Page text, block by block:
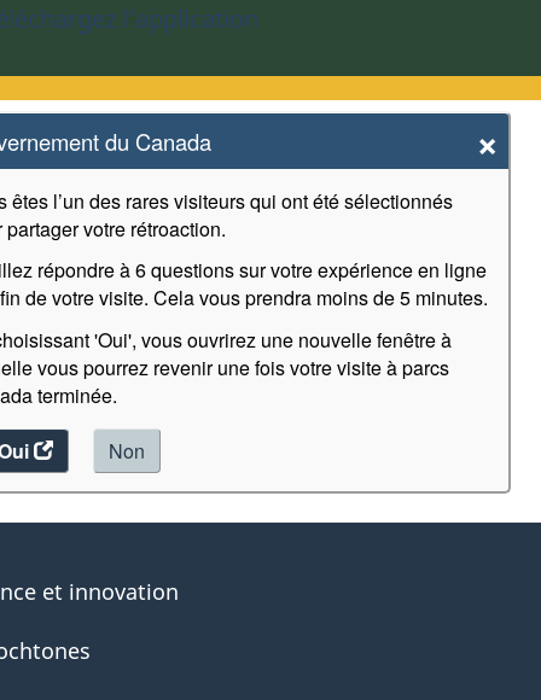
du Canada ×
êtes l’un des rares visiteurs qui ont été sélectionnés
partager votre rétroaction.
répondre à 6 questions sur votre expérience en ligne
de votre visite. Cela vous prendra moins de 5 minutes.
'Oui', vous ouvrirez une nouvelle fenêtre à
vous pourrez revenir une fois votre visite à parcs
terminée.
accéder
au
Non
l’application
et innovation